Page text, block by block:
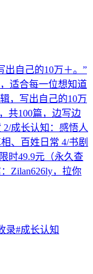
出自己的10万＋。”
适合每一位想知道
，写出自己的10万
共100篇，边写边
成长认知：感悟人
、百姓日常 4/书剧
时49.9元（永久查
Zilan626ly，拉你
录#成长认知